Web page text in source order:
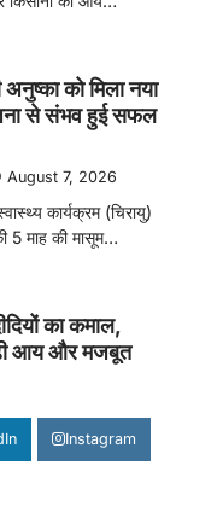
को मिला नया
से संभव हुई सफल
August 7, 2026
कार्यक्रम (चिरायु)
माह की मासूम…
का कमाल,
आय और मजबूत
August 7, 2026
को आर्थिक रूप से
Instagram